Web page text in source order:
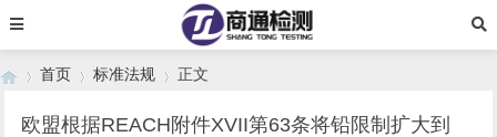
首页 标准法规 正文
欧盟根据REACH附件XVII第63条将铅限制扩大到